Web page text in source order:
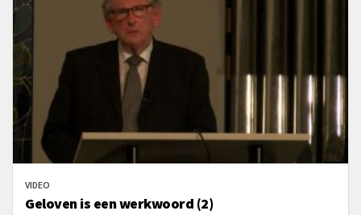
VIDEO
Geloven is een werkwoord (2)